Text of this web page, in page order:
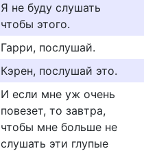
Я не буду слушать
чтобы этого.
Гарри, послушай.
Кэрен, послушай это.
И если мне уж очень
повезет, то завтра,
чтобы мне больше не
слушать эти глупые